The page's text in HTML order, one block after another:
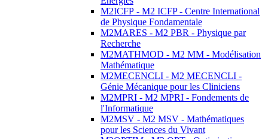
M2ICFP - M2 ICFP - Centre International
de Physique Fondamentale
M2MARES - M2 PBR - Physique par
Recherche
M2MATHMOD - M2 MM - Modélisation
Mathématique
M2MECENCLI - M2 MECENCLI -
Génie Mécanique pour les Cliniciens
M2MPRI - M2 MPRI - Fondements de
l'Informatique
M2MSV - M2 MSV - Mathématiques
pour les Sciences du Vivant